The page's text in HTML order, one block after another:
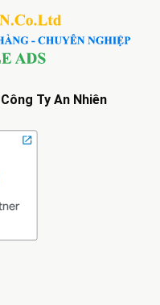
Công Ty An Nhiên